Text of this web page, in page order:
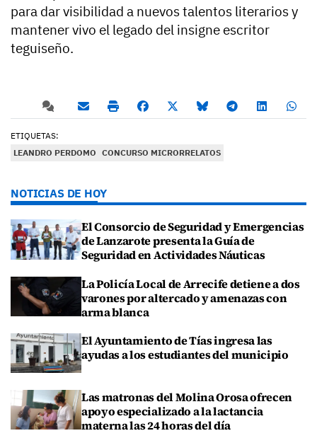
para dar visibilidad a nuevos talentos literarios y
mantener vivo el legado del insigne escritor
teguiseño.
ETIQUETAS:
LEANDRO PERDOMO CONCURSO MICRORRELATOS
NOTICIAS DE HOY
El Consorcio de Seguridad y Emergencias
de Lanzarote presenta la Guía de
Seguridad en Actividades Náuticas
La Policía Local de Arrecife detiene a dos
varones por altercado y amenazas con
arma blanca
El Ayuntamiento de Tías ingresa las
ayudas a los estudiantes del municipio
Las matronas del Molina Orosa ofrecen
apoyo especializado a la lactancia
materna las 24 horas del día